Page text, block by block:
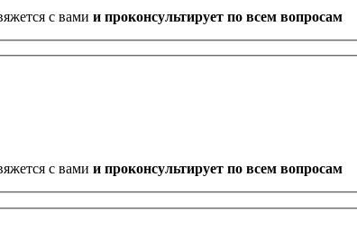
с вами и проконсультирует по всем вопросам
с вами и проконсультирует по всем вопросам